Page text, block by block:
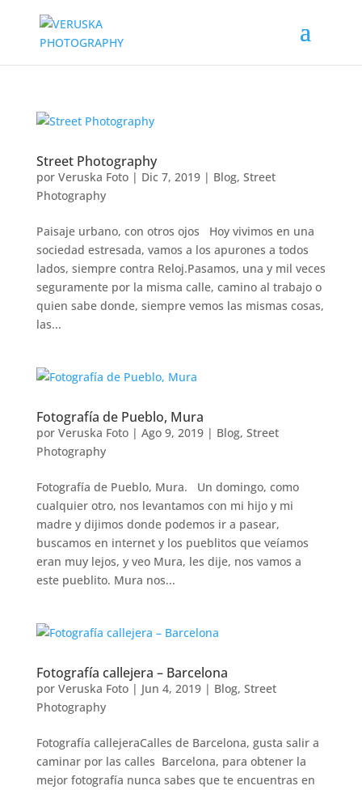
Street Photography
por Veruska Foto| Dic 7, 2019| Blog, Street
Photography
Paisaje urbano, con otros ojos Hoy vivimos en una
sociedad estresada, vamos a los apurones a todos
lados, siempre contra Reloj.Pasamos, una y mil veces
seguramente por la misma calle, camino al trabajo o
quien sabe donde, siempre vemos las mismas cosas,
las...
Fotografía de Pueblo, Mura
por Veruska Foto| Ago 9, 2019| Blog, Street
Photography
Fotografía de Pueblo, Mura. Un domingo, como
cualquier otro, nos levantamos con mi hijo y mi
madre y dijimos donde podemos ir a pasear,
buscamos en internet y los pueblitos que veíamos
eran muy lejos, y veo Mura, les dije, nos vamos a
este pueblito. Mura nos...
Fotografía callejera – Barcelona
por Veruska Foto| Jun 4, 2019| Blog, Street
Photography
Fotografía callejeraCalles de Barcelona, gusta salir a
caminar por las calles Barcelona, para obtener la
mejor fotografía nunca sabes que te encuentras en